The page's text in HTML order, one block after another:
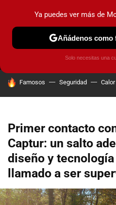
MENÚ
COCHES
HOY SE HABLA DE
Famosos Seguridad Calor
Primer contacto
Captur: un salto
diseño y
llamado a ser
Ya puedes ver más de
Añádenos como
Solo necesitas una